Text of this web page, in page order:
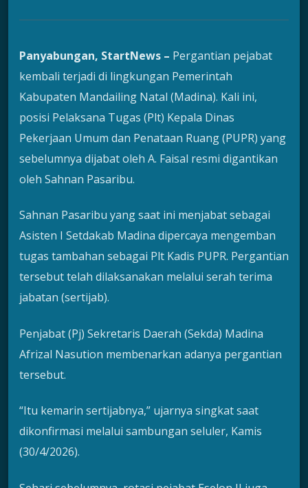
Panyabungan, StartNews – Pergantian pejabat
kembali terjadi di lingkungan Pemerintah
Kabupaten Mandailing Natal (Madina). Kali ini,
posisi Pelaksana Tugas (Plt) Kepala Dinas
Pekerjaan Umum dan Penataan Ruang (PUPR) yang
sebelumnya dijabat oleh A. Faisal resmi digantikan
oleh Sahnan Pasaribu.
Sahnan Pasaribu yang saat ini menjabat sebagai
Asisten I Setdakab Madina dipercaya mengemban
tugas tambahan sebagai Plt Kadis PUPR. Pergantian
tersebut telah dilaksanakan melalui serah terima
jabatan (sertijab).
Penjabat (Pj) Sekretaris Daerah (Sekda) Madina
Afrizal Nasution membenarkan adanya pergantian
tersebut.
“Itu kemarin sertijabnya,” ujarnya singkat saat
dikonfirmasi melalui sambungan seluler, Kamis
(30/4/2026).